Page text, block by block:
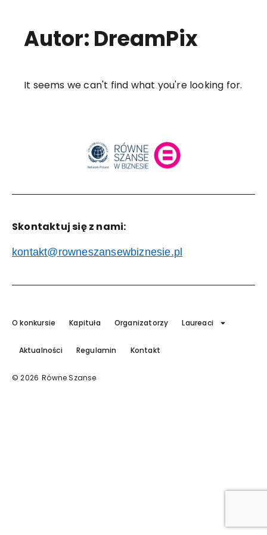
Autor: DreamPix
It seems we can't find what you're looking for.
Skontaktuj się z nami:
kontakt@rowneszansewbiznesie.pl
O konkursie Kapituła Organizatorzy Laureaci
Aktualności Regulamin Kontakt
© 2026 Równe Szanse